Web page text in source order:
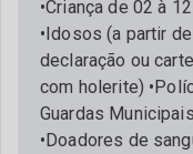
•Criança de 02 à
•Idosos (a partir
declaração ou
com holerite)
Guardas
•Doadores de